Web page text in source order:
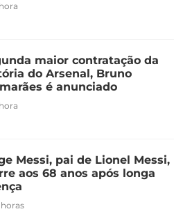
maior contratação da
do Arsenal, Bruno
é anunciado
Messi, pai de Lionel Messi,
aos 68 anos após longa
horas